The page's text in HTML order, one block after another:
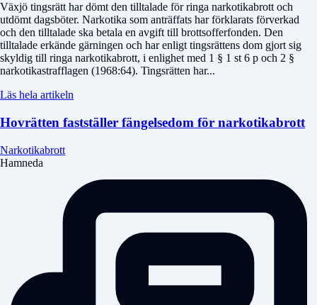
Växjö tingsrätt har dömt den tilltalade för ringa narkotikabrott och
utdömt dagsböter. Narkotika som anträffats har förklarats förverkad
och den tilltalade ska betala en avgift till brottsofferfonden. Den
tilltalade erkände gärningen och har enligt tingsrättens dom gjort sig
skyldig till ringa narkotikabrott, i enlighet med 1 § 1 st 6 p och 2 §
narkotikastrafflagen (1968:64). Tingsrätten har...
Läs hela artikeln
Hovrätten fastställer fängelsedom för narkotikabrott
Narkotikabrott
Hamneda